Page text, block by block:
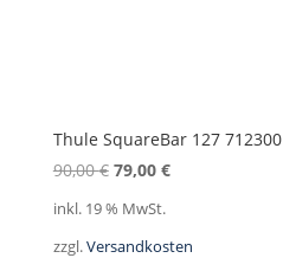
Thule SquareBar 127 712300
90,00€ Ursprünglicher
90,00 €
79,00 €Aktueller
79,00 €.
inkl. 19 % MwSt.
zzgl.Versandkosten